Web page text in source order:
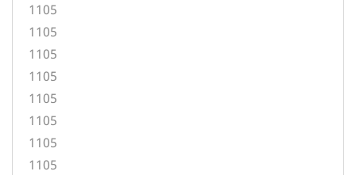
1105
1105
1105
1105
1105
1105
1105
1105